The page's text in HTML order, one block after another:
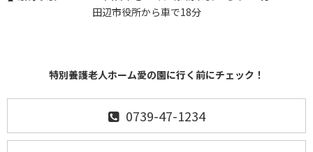
田辺市役所から車で18分
特別養護老人ホーム愛の園に行く前にチェック！
0739-47-1234